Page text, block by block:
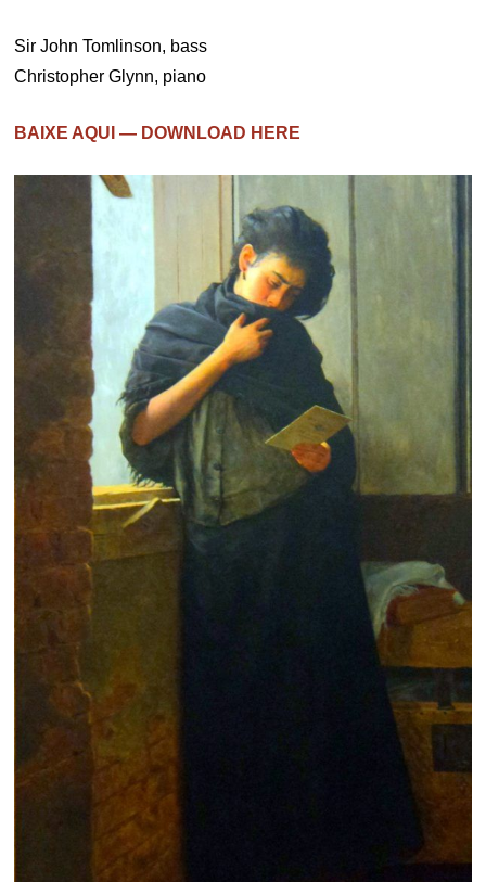
Sir John Tomlinson, bass
Christopher Glynn, piano
BAIXE AQUI — DOWNLOAD HERE